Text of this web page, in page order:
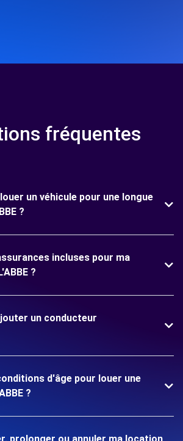
fréquentes
un véhicule pour une longue
?
incluses pour ma
?
un conducteur
d'âge pour louer une
?